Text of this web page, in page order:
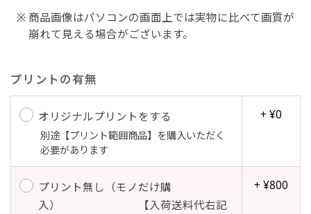
商品画像はパソコンの画面上では実物に比べて画質が
崩れて見える場合がございます。
プリントの有無
オリジナルプリントをする
別途【プリント範囲商品】を購入いただく
必要があります
+ ¥0
プリント無し（モノだけ購
入） 【入荷送料代右記
+ ¥800
作成しパイプを入れてその間に紐を通します。壁
際の装飾などにとてもお役立ち！
布A1ポスター(60x84)
のぼりだけでなく、ポスターも作れます。
のぼり旗と同じデザインで飾れば宣伝効果UP!
作成しパイプを入れてその間に紐を通します。壁
際の装飾などにとてもお役立ち！
布A1ポスター(84x60)
のぼりだけでなく、ポスターも作れます。
のぼり旗と同じデザインで飾れば宣伝効果UP!